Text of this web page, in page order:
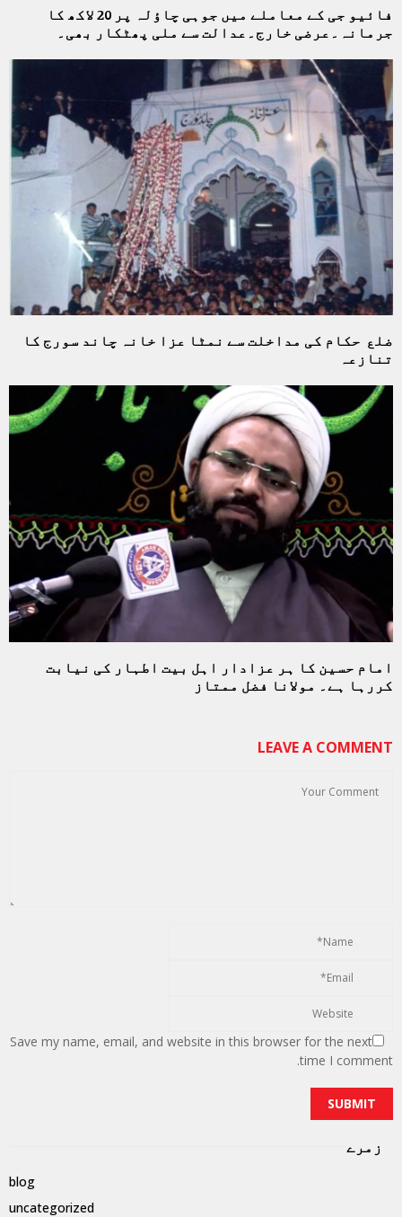
فائیو جی کے معاملے میں جوہی چاؤلہ پر 20 لاکھ کا
جرمانہ۔عرضی خارج۔عدالت سے ملی پھٹکار بھی۔
ضلع حکام کی مداخلت سے نمٹا عزا خانہ چاند سورج کا
تنازعہ
امام حسین کا ہر عزادار اہل بیت اطہار کی نیابت
کررہا ہے۔ مولانا فضل ممتاز
LEAVE A COMMENT
Save my name, email, and website in this browser for the next
time I comment.
زمرے
blog
uncategorized